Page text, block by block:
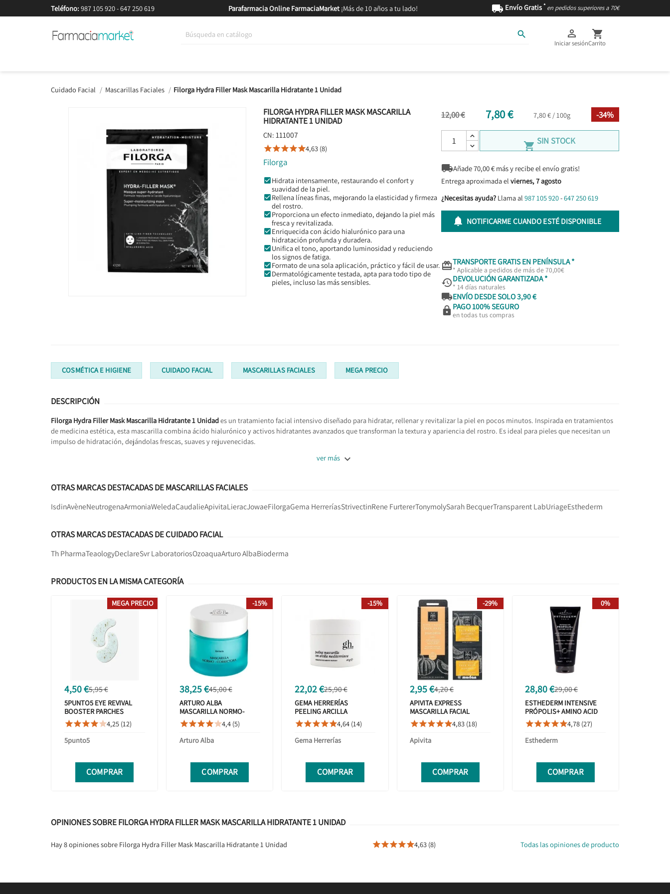
Teléfono: 987 105 920-647 250 619 Parafarmacia Online FarmaciaMarket¡Más de 10 años a tu lado!  Envío Gratis * en pedidos superiores a 70€
 
Iniciar sesión

Carrito
Cuidado Facial Mascarillas Faciales Filorga Hydra Filler Mask Mascarilla Hidratante 1 Unidad
FILORGA HYDRA FILLER MASK MASCARILLA
HIDRATANTE 1 UNIDAD
CN: 111007
4,63 (8)
Filorga
Hidrata intensamente, restaurando el confort y
suavidad de la piel.
Rellena líneas finas, mejorando la elasticidad y firmeza
del rostro.
Proporciona un efecto inmediato, dejando la piel más
fresca y revitalizada.
Enriquecida con ácido hialurónico para una
hidratación profunda y duradera.
Unifica el tono, aportando luminosidad y reduciendo
los signos de fatiga.
Formato de una sola aplicación, práctico y fácil de usar.
Dermatológicamente testada, apta para todo tipo de
pieles, incluso las más sensibles.
12,00 € 7,80 € 7,80 € / 100g -34%
 SIN STOCK
Añade70,00€ más y recibe el envío gratis!
Entrega aproximada el viernes, 7 agosto
¿Necesitas ayuda? Llama al 987 105 920-647 250 619
 NOTIFICARME CUANDO ESTÉ DISPONIBLE
TRANSPORTE GRATIS EN PENÍNSULA *
* Aplicable a pedidos de más de 70,00€
DEVOLUCIÓN GARANTIZADA *
* 14 días naturales
ENVÍO DESDE SOLO 3,90 €
 PAGO 100% SEGURO
en todas tus compras
COSMÉTICA E HIGIENE CUIDADO FACIAL MASCARILLAS FACIALES MEGA PRECIO
DESCRIPCIÓN
Filorga Hydra Filler Mask Mascarilla Hidratante 1 Unidades un tratamiento facial intensivo diseñado para hidratar, rellenar y revitalizar la piel en pocos minutos. Inspirada en tratamientos
de medicina estética, esta mascarilla combina ácido hialurónico y activos hidratantes avanzados que transforman la textura y apariencia del rostro. Es ideal para pieles que necesitan un
impulso de hidratación, dejándolas frescas, suaves y rejuvenecidas.
ver más 
OTRAS MARCAS DESTACADAS DE MASCARILLAS FACIALES
IsdinAvèneNeutrogenaArmoniaWeledaCaudalieApivitaLieracJowaeFilorgaGema HerreríasStrivectinRene FurtererTonymolySarah BecquerTransparent LabUriageEsthederm
OTRAS MARCAS DESTACADAS DE CUIDADO FACIAL
Th PharmaTeaologyDeclareSvr LaboratoriosOzoaquaArturo AlbaBioderma
PRODUCTOS EN LA MISMA CATEGORÍA
4,50 €5,95 €
5PUNTO5 EYE REVIVAL
BOOSTER PARCHES
DESFATIGANTES 1 PAR
4,25 (12)
5punto5
COMPRAR
MEGA PRECIO
38,25 €45,00 €
ARTURO ALBA
MASCARILLA NORMO-
CORRECTORA 50ML
4,4 (5)
Arturo Alba
COMPRAR
-15%
22,02 €25,90 €
GEMA HERRERÍAS
PEELING ARCILLA
MEDITERRÁNEA 40G
4,64 (14)
Gema Herrerías
COMPRAR
-15%
2,95 €4,20 €
APIVITA EXPRESS
MASCARILLA FACIAL
DETOX CALABAZA 2X8ML
4,83 (18)
Apivita
COMPRAR
-29%
28,80 €29,00 €
ESTHEDERM INTENSIVE
PRÓPOLIS+ AMINO ACID
GEL LIMPIADOR 200 ML
4,78 (27)
Esthederm
COMPRAR
0%
OPINIONES SOBRE FILORGA HYDRA FILLER MASK MASCARILLA HIDRATANTE 1 UNIDAD
Hay 8 opiniones sobre Filorga Hydra Filler Mask Mascarilla Hidratante 1 Unidad 4,63 (8) Todas las opiniones de producto